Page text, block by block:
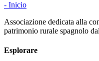
- Inicio
Associazione dedicata alla
patrimonio rurale spagnolo
Esplorare